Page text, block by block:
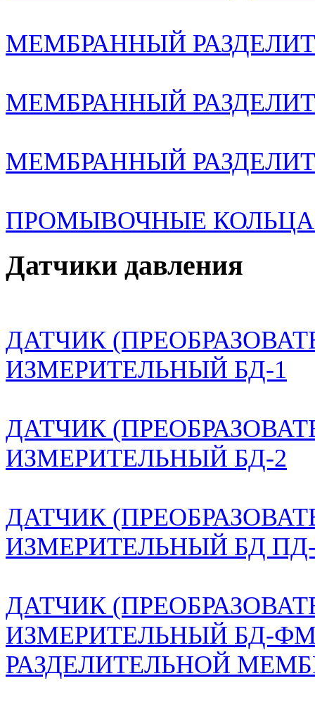
МЕМБРАННЫЙ
МЕМБРАННЫЙ
МЕМБРАННЫЙ
ПРОМЫВОЧНЫЕ КОЛЬЦА
Датчики давления
ДАТЧИК
ИЗМЕРИТЕЛЬНЫЙ БД-1
ДАТЧИК
ИЗМЕРИТЕЛЬНЫЙ БД-2
ДАТЧИК
ИЗМЕРИТЕЛЬНЫЙ БД
ДАТЧИК
ИЗМЕРИТЕЛЬНЫЙ БД-
РАЗДЕЛИТЕЛЬНОЙ